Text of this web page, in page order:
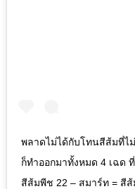
พลาดไม่ได้กับโทนสีส้มที่ไ
ก็ทำออกมาทั้งหมด 4 เฉด
สีส้มพีช 22 – สมาร์ท = สี